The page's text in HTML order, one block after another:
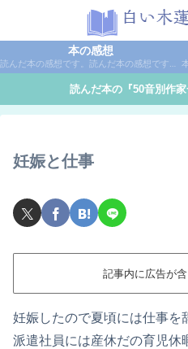
本の感想
読んだ本の感想です。読んだ本の感想です。本は作家名で50音別に分類しています。
読んだ本の『50音別作
妊娠と仕事
記事内に広告が含
妊娠したので夏頃には仕事を
派遣社員には産休だの育児休